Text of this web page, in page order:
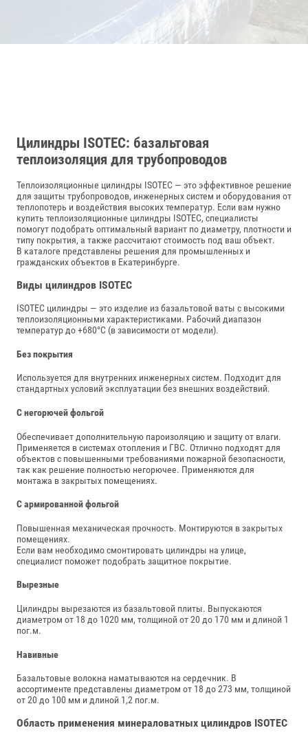
Цилиндры ISOTEC: базальтовая
теплоизоляция для трубопроводов
Теплоизоляционные цилиндры ISOTEC — это эффективное решение
для защиты трубопроводов, инженерных систем и оборудования от
теплопотерь и воздействия высоких температур. Если вам нужно
купить теплоизоляционные цилиндры ISOTEC, специалисты
помогут подобрать оптимальный вариант по диаметру, плотности и
типу покрытия, а также рассчитают стоимость под ваш объект.
В каталоге представлены решения для промышленных и
гражданских объектов в Екатеринбурге.
Виды цилиндров ISOTEC
ISOTEC цилиндры — это изделие из базальтовой ваты с высокими
теплоизоляционными характеристиками. Рабочий диапазон
температур до +680°C (в зависимости от модели).
Без покрытия
Используется для внутренних инженерных систем. Подходит для
стандартных условий эксплуатации без внешних воздействий.
С негорючей фольгой
Обеспечивает дополнительную пароизоляцию и защиту от влаги.
Применяется в системах отопления и ГВС. Отлично подходят для
объектов с повышенными требованиями пожарной безопасности,
так как решение полностью негорючее. Применяются для
монтажа в закрытых помещениях.
С армированной фольгой
Повышенная механическая прочность. Монтируются в закрытых
помещениях.
Если вам необходимо смонтировать цилиндры на улице,
специалист поможет подобрать защитное покрытие.
Вырезные
Цилиндры вырезаются из базальтовой плиты. Выпускаются
диаметром от 18 до 1020 мм, толщиной от 20 до 170 мм и длиной 1
пог.м.
Навивные
Базальтовые волокна наматываются на сердечник. В
ассортименте представлены диаметром от 18 до 273 мм, толщиной
от 20 до 100 мм и длиной 1,2 пог.м.
Область применения минераловатных цилиндров ISOTEC